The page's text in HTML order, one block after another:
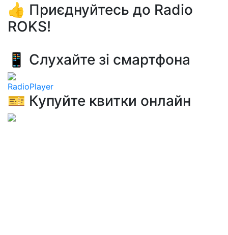
👍 Приєднуйтесь до Radio
ROKS!
📱 Слухайте зі смартфона
RadioPlayer
🎫 Купуйте квитки онлайн